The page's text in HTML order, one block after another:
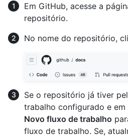
Em GitHub, acesse a
repositório.
No nome do repositório,
Se o repositório já tiver
trabalho configurado e em
Novo fluxo de trabalho
fluxo de trabalho. Se,